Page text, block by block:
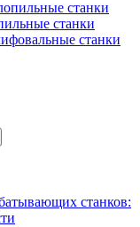
станки
станки
станков: